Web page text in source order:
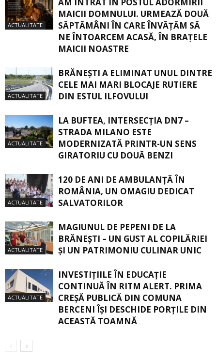
ACTUALITATE
MAICII DOMNULUI. URMEAZĂ DOUĂ
SĂPTĂMÂNI ÎN CARE ÎNVĂŢĂM SĂ
NE ÎNTOARCEM ACASĂ, ÎN BRAŢELE
MAICII NOASTRE
ACTUALITATE
BRĂNEȘTI A ELIMINAT UNUL DINTRE
CELE MAI MARI BLOCAJE RUTIERE
DIN ESTUL ILFOVULUI
ACTUALITATE
LA BUFTEA, INTERSECŢIA DN7 –
STRADA MILANO ESTE
MODERNIZATĂ PRINTR-UN SENS
GIRATORIU CU DOUĂ BENZI
ACTUALITATE
120 DE ANI DE AMBULANȚĂ ÎN
ROMÂNIA, UN OMAGIU DEDICAT
SALVATORILOR
ACTUALITATE
MAGIUNUL DE PEPENI DE LA
BRĂNEŞTI – UN GUST AL COPILĂRIEI
ŞI UN PATRIMONIU CULINAR UNIC
ACTUALITATE
INVESTIȚIILE ÎN EDUCAȚIE
CONTINUĂ ÎN RITM ALERT. PRIMA
CREŞĂ PUBLICĂ DIN COMUNA
BERCENI ÎŞI DESCHIDE PORŢILE DIN
ACEASTĂ TOAMNĂ